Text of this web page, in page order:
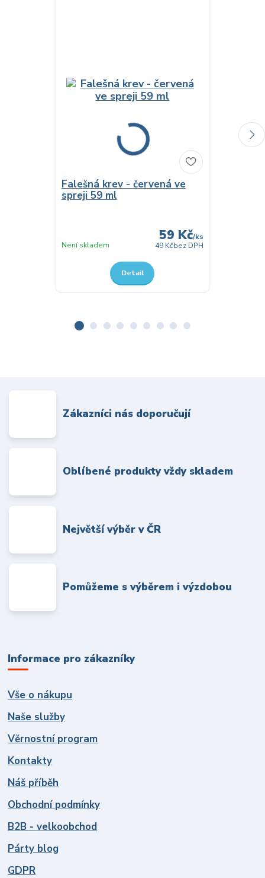
Falešná krev - červená ve
spreji 59 ml
59 Kč/ks
49 Kčbez DPH
Není skladem
Detail
Zákazníci nás doporučují
Oblíbené produkty vždy skladem
Největší výběr v ČR
Pomůžeme s výběrem i výzdobou
Informace pro zákazníky
Vše o nákupu
Naše služby
Věrnostní program
Kontakty
Náš příběh
Obchodní podmínky
B2B - velkoobchod
Párty blog
GDPR